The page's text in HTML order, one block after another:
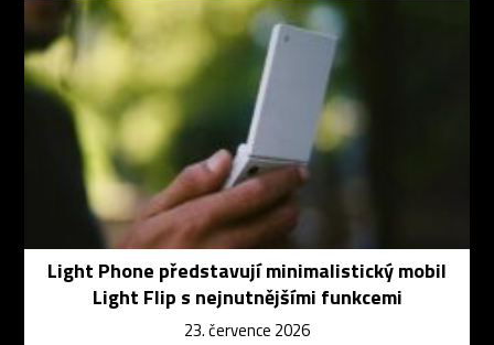
Light Phone představují minimalistický mobil
Light Flip s nejnutnějšími funkcemi
23. července 2026